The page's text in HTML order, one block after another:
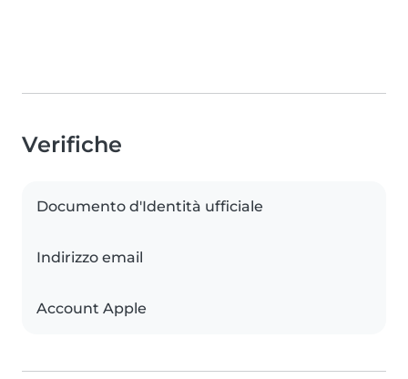
Verifiche
Documento d'Identità ufficiale
Indirizzo email
Account Apple